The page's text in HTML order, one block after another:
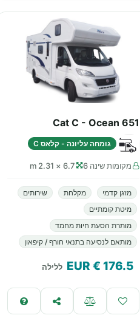
Cat C - Ocean 651
גומחה עליונה - קלאס C
מקומות שינה 6 6.7 × 2.31 m
מזגן קדמי מקלחת
שירותים
מיטת קומתיים
מותרת הסעת חיות מחמד
מותאם לנסיעה בתנאי חורף / קיפאון
176.5
€ EUR ללילה